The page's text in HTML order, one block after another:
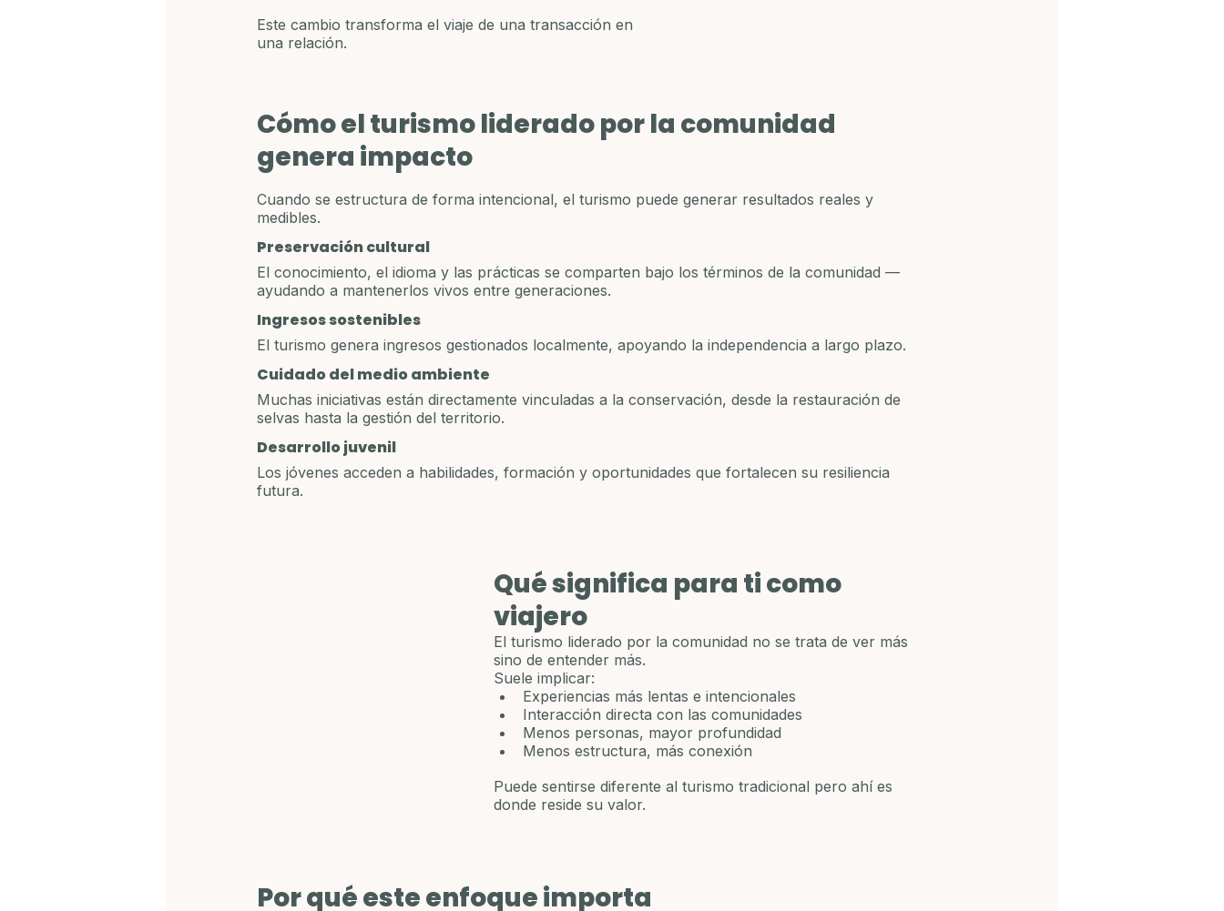
Este cambio transforma el viaje de una transacción en
una relación.
Cómo el turismo liderado por la comunidad
genera impacto
Cuando se estructura de forma intencional, el turismo puede generar resultados reales y
medibles.
Preservación cultural
El conocimiento, el idioma y las prácticas se comparten bajo los términos de la comunidad —
ayudando a mantenerlos vivos entre generaciones.
Ingresos sostenibles
El turismo genera ingresos gestionados localmente, apoyando la independencia a largo plazo.
Cuidado del medio ambiente
Muchas iniciativas están directamente vinculadas a la conservación, desde la restauración de
selvas hasta la gestión del territorio.
Desarrollo juvenil
Los jóvenes acceden a habilidades, formación y oportunidades que fortalecen su resiliencia
futura.
Qué significa para ti como
viajero
El turismo liderado por la comunidad no se trata de ver más
sino de entender más.
Suele implicar:
Experiencias más lentas e intencionales
Interacción directa con las comunidades
Menos personas, mayor profundidad
Menos estructura, más conexión
Puede sentirse diferente al turismo tradicional pero ahí es
donde reside su valor.
Por qué este enfoque importa